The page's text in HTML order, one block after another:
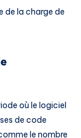
de la charge de
où le logiciel
de code
le nombre